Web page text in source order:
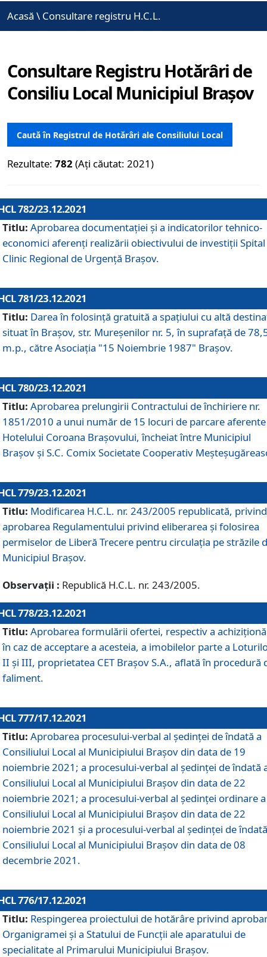
Acasă \ Consultare registru H.C.L.
Consultare Registru Hotărâri de
Consiliu Local Municipiul Brașov
Caută în Registrul de Hotărâri ale Consiliului Local
Rezultate: 782 (Ați căutat: 2021)
782/23.12.2021
Titlu: Aprobarea documentației și a indicatorilor tehnico-
economici aferenți realizării obiectivului de investiții Spital
Clinic Regional de Urgență Brașov.
781/23.12.2021
Titlu: Darea în folosinţă gratuită a spaţiului cu altă
situat în Braşov, str. Mureşenilor nr. 5, în suprafaţă de
m.p., către Asociaţia "15 Noiembrie 1987" Braşov.
780/23.12.2021
Titlu: Aprobarea prelungirii Contractului de închiriere nr.
1851/2010 a unui număr de 15 locuri de parcare aferente
Hotelului Coroana Brașovului, încheiat între Municipiul
Braşov şi S.C. Comix Societate Cooperativ
779/23.12.2021
Titlu: Modificarea H.C.L. nr. 243/2005 republicată, privind
aprobarea Regulamentului privind eliberarea şi folosirea
permiselor de Liberă Trecere pentru circulația pe străzile
Municipiul Braşov.
Observații : Republică H.C.L. nr. 243/2005.
778/23.12.2021
Titlu: Aprobarea formulării ofertei, respectiv a
în caz de acceptare a acesteia, a imobilelor parte a
II și III, proprietatea CET Brașov S.A., aflată în procedură
faliment.
777/17.12.2021
Titlu: Aprobarea procesului-verbal al şedinţei de îndată a
Consiliului Local al Municipiului Braşov din data de 19
noiembrie 2021; a procesului-verbal al şedinţei de îndată
Consiliului Local al Municipiului Braşov din data de 22
noiembrie 2021; a procesului-verbal al şedinţei ordinare a
Consiliului Local al Municipiului Braşov din data de 22
noiembrie 2021 și a procesului-verbal al şedinţei de
Consiliului Local al Municipiului Braşov din data de 08
decembrie 2021.
776/17.12.2021
Titlu: Respingerea proiectului de hotărâre privind
Organigramei şi a Statului de Funcţii ale aparatului de
specialitate al Primarului Municipiului Braşov.